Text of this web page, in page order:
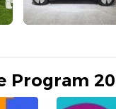
Program